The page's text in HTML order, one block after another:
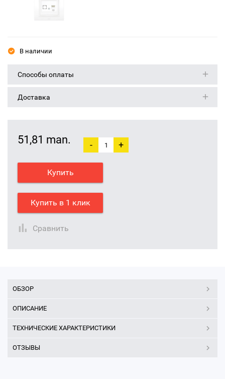
В наличии
Способы оплаты
Доставка
51,81 man. - +
Купить
Купить в 1 клик
Сравнить
ОБЗОР
ОПИСАНИЕ
ТЕХНИЧЕСКИЕ ХАРАКТЕРИСТИКИ
ОТЗЫВЫ